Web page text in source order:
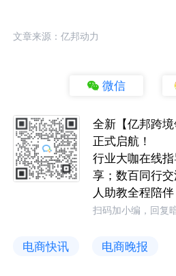
文章来源：亿邦动力
微信
全新【亿邦跨
正式启航！
行业大咖在线
享；数百同行
人助教全程陪
扫码加小编，回复
电商快讯 电商晚报